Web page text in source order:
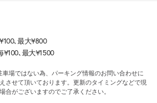
､最大¥800
¥100､最大¥1500
場ではない為、パーキング情報のお問い合わせに
させて頂いております。更新のタイミングなどで現
合がございますのでご了承ください。